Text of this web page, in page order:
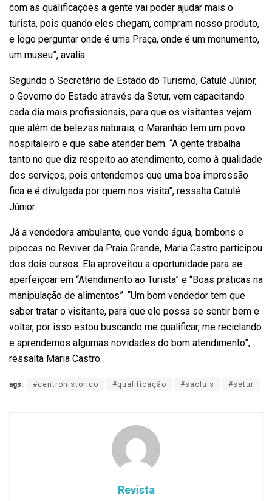
com as qualificações a gente vai poder ajudar mais o
turista, pois quando eles chegam, compram nosso produto,
e logo perguntar onde é uma Praça, onde é um monumento,
um museu”, avalia.
Segundo o Secretário de Estado do Turismo, Catulé Júnior,
o Governo do Estado através da Setur, vem capacitando
cada dia mais profissionais, para que os visitantes vejam
que além de belezas naturais, o Maranhão tem um povo
hospitaleiro e que sabe atender bem. “A gente trabalha
tanto no que diz respeito ao atendimento, como à qualidade
dos serviços, pois entendemos que uma boa impressão
fica e é divulgada por quem nos visita”, ressalta Catulé
Júnior.
Já a vendedora ambulante, que vende água, bombons e
pipocas no Reviver da Praia Grande, Maria Castro participou
dos dois cursos. Ela aproveitou a oportunidade para se
aperfeiçoar em “Atendimento ao Turista” e “Boas práticas na
manipulação de alimentos”. “Um bom vendedor tem que
saber tratar o visitante, para que ele possa se sentir bem e
voltar, por isso estou buscando me qualificar, me reciclando
e aprendemos algumas novidades do bom atendimento”,
ressalta Maria Castro.
ags: #centrohistorico #qualificação #saoluis #setur
Revista